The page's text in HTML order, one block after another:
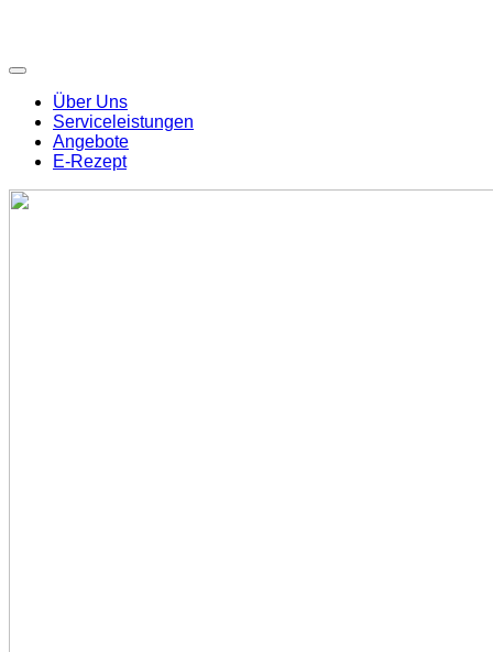
Über Uns
Serviceleistungen
Angebote
E-Rezept